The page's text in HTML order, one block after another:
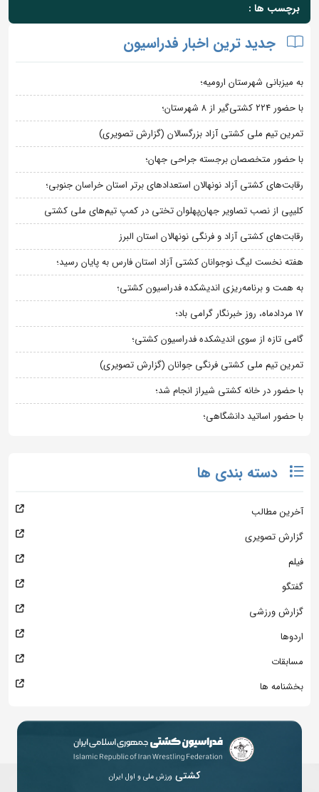
برچسب ها :
جدید ترین اخبار فدراسیون
به میزبانی شهرستان ارومیه؛
با حضور ۲۲۴ کشتی‌گیر از ۸ شهرستان؛
تمرین تیم ملی کشتی آزاد بزرگسالان (گزارش تصویری)
با حضور متخصصان برجسته جراحی جهان؛
رقابت‌های کشتی آزاد نونهالان استعدادهای برتر استان خراسان جنوبی؛
کلیپی از نصب تصاویر جهان‌پهلوان تختی در کمپ تیم‌های ملی کشتی
رقابت‌های کشتی آزاد و فرنگی نونهالان استان البرز
هفته نخست لیگ نوجوانان کشتی آزاد استان فارس به پایان رسید؛
به همت و برنامه‌ریزی اندیشکده فدراسیون کشتی؛
۱۷ مردادماه، روز خبرنگار گرامی باد؛
گامی تازه از سوی اندیشکده فدراسیون کشتی؛
تمرین تیم ملی کشتی فرنگی جوانان (گزارش تصویری)
با حضور در خانه کشتی شیراز انجام شد؛
با حضور اساتید دانشگاهی؛
دسته بندی ها
آخرین مطالب
گزارش تصویری
فیلم
گفتگو
گزارش ورزشی
اردوها
مسابقات
بخشنامه ها
کشتی ورزش ملی و اول ایران